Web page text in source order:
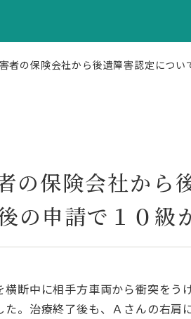
者の保険会社から後遺障害認定につ
の保険会社から
の申請で１０級
断中に相手方車両から衝突をう
。治療終了後も、Ａさんの右肩